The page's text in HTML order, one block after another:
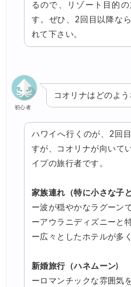
るので、リゾート目的
す。ぜひ、2回目以降な
れて下さい。
初心者
コオリナはどのよ
ハワイへ行くのが、2回
すが、コオリナが向いて
イプの旅行者です。
家族連れ（特に小さな子
ー波が穏やかなラグーン
ーアウラニディズニーと
ー広々としたホテルが多
新婚旅行（ハネムーン)
ーロマンチックな雰囲気